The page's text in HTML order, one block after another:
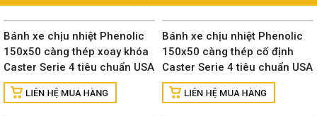
Bánh xe chịu nhiệt Phenolic
150x50 càng thép xoay khóa
Caster Serie 4 tiêu chuẩn USA
Bánh xe chịu nhiệt Phenolic
150x50 càng thép cố định
Caster Serie 4 tiêu chuẩn USA